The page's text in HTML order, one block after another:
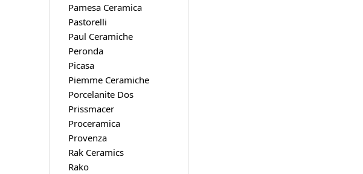
Pamesa Ceramica
Pastorelli
Paul Ceramiche
Peronda
Picasa
Piemme Ceramiche
Porcelanite Dos
Prissmacer
Proceramica
Provenza
Rak Ceramics
Rako